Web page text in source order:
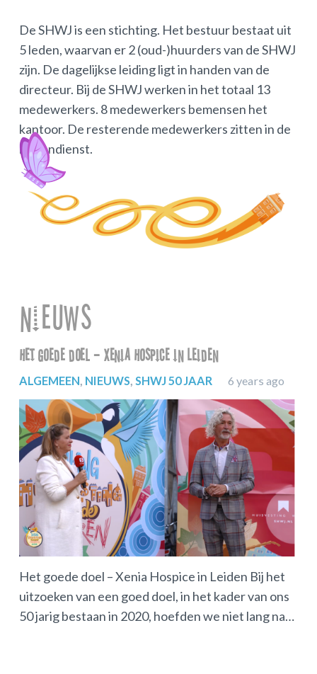
De SHWJ is een stichting. Het bestuur bestaat uit
5 leden, waarvan er 2 (oud-)huurders van de SHWJ
zijn. De dagelijkse leiding ligt in handen van de
directeur. Bij de SHWJ werken in het totaal 13
medewerkers. 8 medewerkers bemensen het
kantoor. De resterende medewerkers zitten in de
buitendienst.
Nieuws
Het goede doel – Xenia Hospice in Leiden
ALGEMEEN NIEUWS SHWJ 50 JAAR 6 years ago
Het goede doel – Xenia Hospice in Leiden Bij het
uitzoeken van een goed doel, in het kader van ons
50 jarig bestaan in 2020, hoefden we niet lang na…